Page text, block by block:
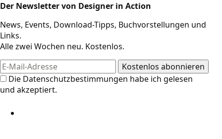
Der Newsletter von Designer in Action
News, Events, Download-Tipps, Buchvorstellungen und
Links.
Alle zwei Wochen neu. Kostenlos.
Die Datenschutzbestimmungen habe ich gelesen
und akzeptiert.